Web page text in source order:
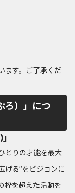
ます。ご了承くだ
ろ）」につ
とりの才能を最大
げる”をビジョンに
枠を超えた活動を